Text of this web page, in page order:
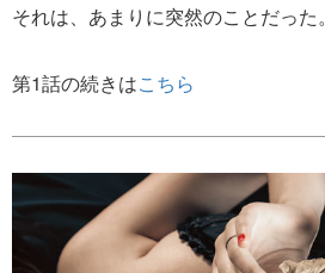
それは、あまりに突然のことだった。
第1話の続きはこちら